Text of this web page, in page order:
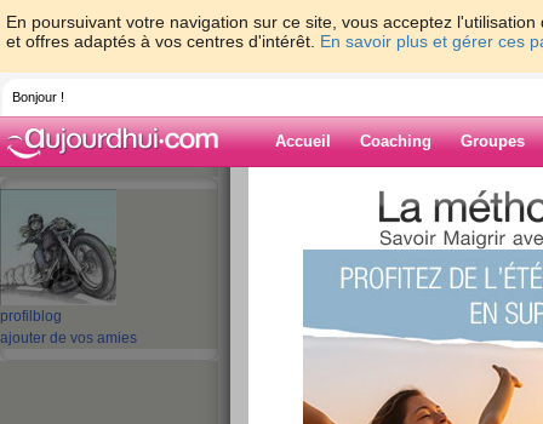
En poursuivant votre navigation sur ce site, vous acceptez
et offres adaptés à vos centres d'intérêt. En savoir plus et gérer ces
Bonjour !
Accueil Coaching Groupes
profil blog
ajouter de vos amies
> > BON
Blog de talou62
BON DIMANCHE!